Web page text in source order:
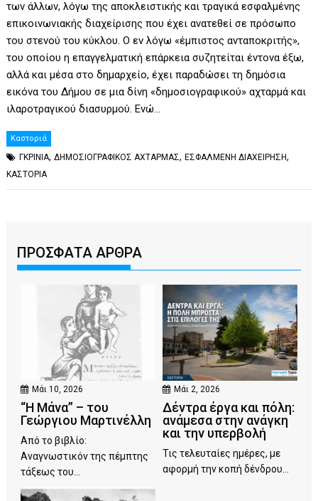
των άλλων, λόγω της αποκλειστικής και τραγικά εσφαλμένης
επικοινωνιακής διαχείρισης που έχει ανατεθεί σε πρόσωπο
του στενού του κύκλου. Ο εν λόγω «έμπιστος ανταποκριτής»,
του οποίου η επαγγελματική επάρκεια συζητείται έντονα έξω,
αλλά και μέσα στο δημαρχείο, έχει παραδώσει τη δημόσια
εικόνα του Δήμου σε μια δίνη «δημοσιογραφικού» αχταρμά και
ιλαροτραγικού διασυρμού. Ενώ…
Καστοριά
ΓΚΡΙΝΙΑ,ΔΗΜΟΣΙΟΓΡΑΦΙΚΟΣ ΑΧΤΑΡΜΑΣ,ΕΣΦΑΛΜΕΝΗ ΔΙΑΧΕΙΡΗΣΗ,
ΚΑΣΤΟΡΙΑ
ΠΡΟΣΦΑΤΑ ΑΡΘΡΑ
Μάι 10, 2026
“Η Μάνα” – του
Γεώργιου Μαρτινέλλη
Από το βιβλίο:
Αναγνωστικόν της πέμπτης
τάξεως του...
Μάι 2, 2026
Δέντρα έργα και πόλη:
ανάμεσα στην ανάγκη
και την υπερβολή
Τις τελευταίες ημέρες, με
αφορμή την κοπή δένδρου...